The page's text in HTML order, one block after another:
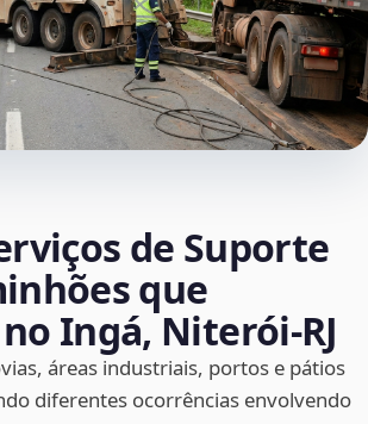
de Suporte
que
Ingá, Niterói‑RJ
áreas industriais, portos e pátios
diferentes ocorrências envolvendo